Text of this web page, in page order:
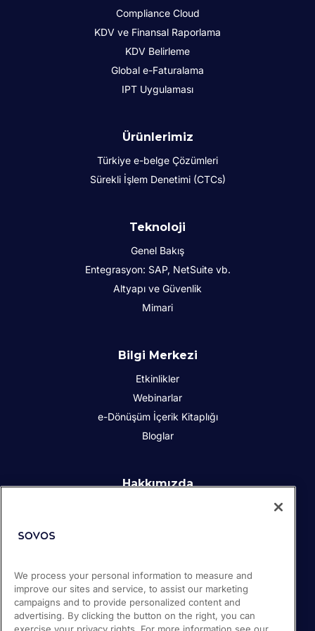
Compliance Cloud
KDV ve Finansal Raporlama
KDV Belirleme
Global e-Faturalama
IPT Uygulaması
Ürünlerimiz
Türkiye e-belge Çözümleri
Sürekli İşlem Denetimi (CTCs)
Teknoloji
Genel Bakış
Entegrasyon: SAP, NetSuite vb.
Altyapı ve Güvenlik
Mimari
Bilgi Merkezi
Etkinlikler
Webinarlar
e-Dönüşüm İçerik Kitaplığı
Bloglar
Hakkımızda
Kariyer
Destek
We process your personal information to measure and
improve our sites and service, to assist our marketing
campaigns and to provide personalized content and
advertising. By clicking the button on the right, you can